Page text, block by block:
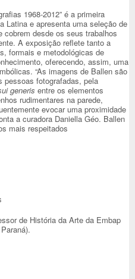
1968-2012” é a primeira
Latina e apresenta uma seleção de
desde os seus trabalhos
A exposição reflete tanto a
formais e metodológicas de
oferecendo, assim, uma
“As imagens de Ballen são
pessoas fotografadas, pela
generis entre os elementos
rudimentares na parede,
evocar uma proximidade
a curadora Daniella Géo. Ballen
mais respeitados
de História da Arte da Embap